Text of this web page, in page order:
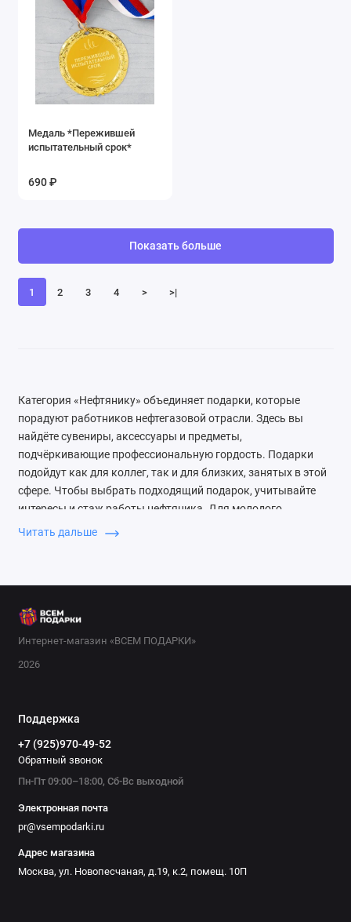
Медаль *Пережившей
испытательный срок*
690 ₽
1 2 3 4 > >|
Показать больше
Категория «Нефтянику» объединяет подарки, которые
порадуют работников нефтегазовой отрасли. Здесь вы
найдёте сувениры, аксессуары и предметы,
подчёркивающие профессиональную гордость. Подарки
подойдут как для коллег, так и для близких, занятых в этой
сфере. Чтобы выбрать подходящий подарок, учитывайте
интересы и стаж работы нефтяника. Для молодого
специалиста подойдут стильные аксессуары с символикой,
часы в виде нефтяной вышки, а также кожаные портмоне с
тиснением «Нефтяник». Для дома можно выбрать плед с
барбекю в мужском стиле. В нашем магазине вы найдёте
качественным и запоминающимся презентом!
Читать дальше
Интернет-магазин «ВСЕМ ПОДАРКИ»
2026
Поддержка
+7 (925)970-49-52
Обратный звонок
Пн-Пт 09:00–18:00, Сб-Вс выходной
Электронная почта
pr@vsempodarki.ru
Адрес магазина
Москва, ул. Новопесчаная, д.19, к.2, помещ. 10П